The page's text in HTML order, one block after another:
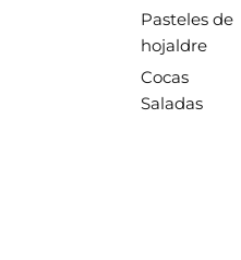
Pasteles de
hojaldre
Cocas
Saladas